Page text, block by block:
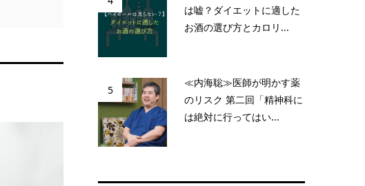
は嘘？ダイエットに適した
お酒の選び方とカロリ...
5
≪内海聡≫医師が明かす薬
のリスク 第二回「精神科に
は絶対に行ってはい...